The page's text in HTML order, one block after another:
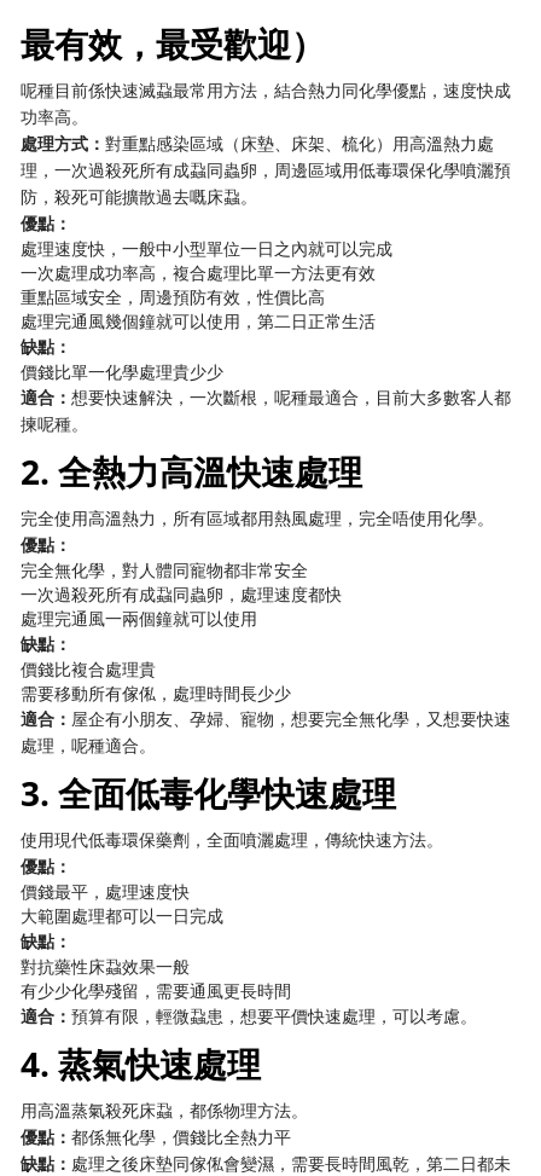
最有效，最受歡迎）
呢種目前係快速滅蝨最常用方法，結合熱力同化學優點，速度快成
功率高。
處理方式：對重點感染區域（床墊、床架、梳化）用高溫熱力處
理，一次過殺死所有成蝨同蟲卵，周邊區域用低毒環保化學噴灑預
防，殺死可能擴散過去嘅床蝨。
優點：
處理速度快，一般中小型單位一日之內就可以完成
一次處理成功率高，複合處理比單一方法更有效
重點區域安全，周邊預防有效，性價比高
處理完通風幾個鐘就可以使用，第二日正常生活
缺點：
價錢比單一化學處理貴少少
適合：想要快速解決，一次斷根，呢種最適合，目前大多數客人都
揀呢種。
2. 全熱力高溫快速處理
完全使用高溫熱力，所有區域都用熱風處理，完全唔使用化學。
優點：
完全無化學，對人體同寵物都非常安全
一次過殺死所有成蝨同蟲卵，處理速度都快
處理完通風一兩個鐘就可以使用
缺點：
價錢比複合處理貴
需要移動所有傢俬，處理時間長少少
適合： 屋企有小朋友、孕婦、寵物，想要完全無化學，又想要快速
處理，呢種適合。
3. 全面低毒化學快速處理
使用現代低毒環保藥劑，全面噴灑處理，傳統快速方法。
優點：
價錢最平，處理速度快
大範圍處理都可以一日完成
缺點：
對抗藥性床蝨效果一般
有少少化學殘留，需要通風更長時間
適合：預算有限，輕微蝨患，想要平價快速處理，可以考慮。
4. 蒸氣快速處理
用高溫蒸氣殺死床蝨，都係物理方法。
優點：都係無化學，價錢比全熱力平
缺點： 處理之後床墊同傢俬會變濕，需要長時間風乾，第二日都未